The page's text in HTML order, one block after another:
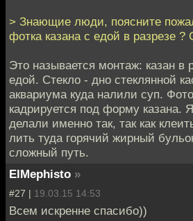
> Знающие люди, поясните
фотка казана с едой в разрезе ?
Это называется монтаж: казан в
едой. Стекло - дно стеклянной
аквариума куда налили суп.
кадрируется под форму казана.
делали именно так, так как
лить туда горячий жирный
сложный путь.
ElMephisto »
#27 | 19.03.15 14:53
Всем искренне спасибо))